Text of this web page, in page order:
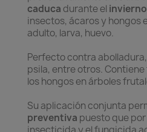
caduca durante el invierno
insectos, ácaros y hongos
adulto, larva, huevo.
Perfecto contra
psila, entre otros.
los hongos en árboles
Su aplicación conjunta
preventiva puesto que